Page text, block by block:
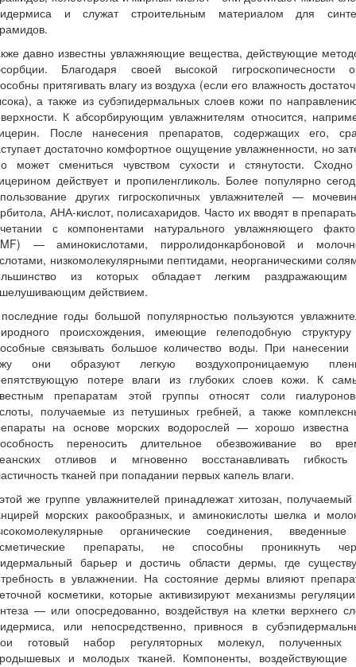
и служат строительным материалом для
давно известны увлажняющие вещества, действующие
Благодаря своей высокой гигроскопичесности
притягивать влагу из воздуха (если его влажность
а также из субэпидермальных слоев кожи по
К абсорбирующим увлажнителям относится,
После нанесения препаратов, содержащих его,
достаточно комфортное ощущение увлажненности, но
может смениться чувством сухости и стянутости.
действует и пропиленгликоль. Более популярно
других гигроскопичных увлажнителей —
АНА-кислот, полисахаридов. Часто их вводят в
с компонентами натурального увлажняющего
— аминокислотами, пирролидонкарбоновой и
низкомолекулярными пептидами, неорганическими
из которых обладает легким
действием.
годы большой популярностью пользуются
происхождения, имеющие гелеподобную
связывать большое количество воды. При нанесении
они образуют легкую воздухопроницаемую
потере влаги из глубоких слоев кожи. К
препаратам этой группы относят соли
получаемые из петушиных гребней, а также
на основе морских водорослей — хорошо известна
переносить длительное обезвоживание во
отливов и мгновенно восстанавливать
тканей при попадании первых капель влаги.
же группе увлажнителей принадлежат хитозан, получаемый
морских ракообразных, и аминокислоты шелка и
органические соединения,
препараты, не способны проникнуть
барьер и достичь области дермы, где
в увлажнении. На состояние дермы влияют
косметики, которые активизируют механизмы
— или опосредованно, воздействуя на клетки верхнего
или непосредственно, привнося в
готовый набор регуляторных молекул, полученных
и молодых тканей. Компоненты, воздействующие